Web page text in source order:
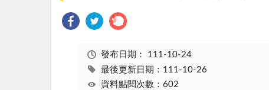
發布日期： 111-10-24
最後更新日期：111-10-26
資料點閱次數：602